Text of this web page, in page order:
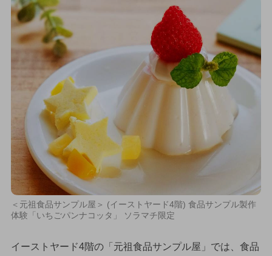
＜元祖食品サンプル屋＞ (イーストヤード4階) 食品サンプル製作
体験「いちごパンナコッタ」 ソラマチ限定
イーストヤード4階の「元祖食品サンプル屋」では、食品